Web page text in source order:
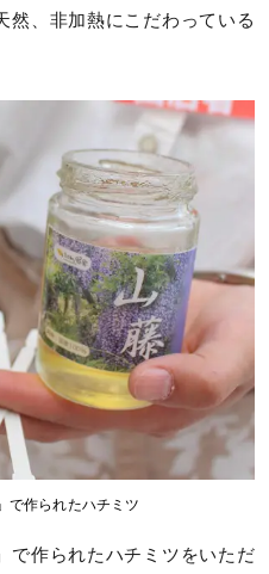
然、非加熱にこだわっている
で作られたハチミツ
で作られたハチミツをいただ